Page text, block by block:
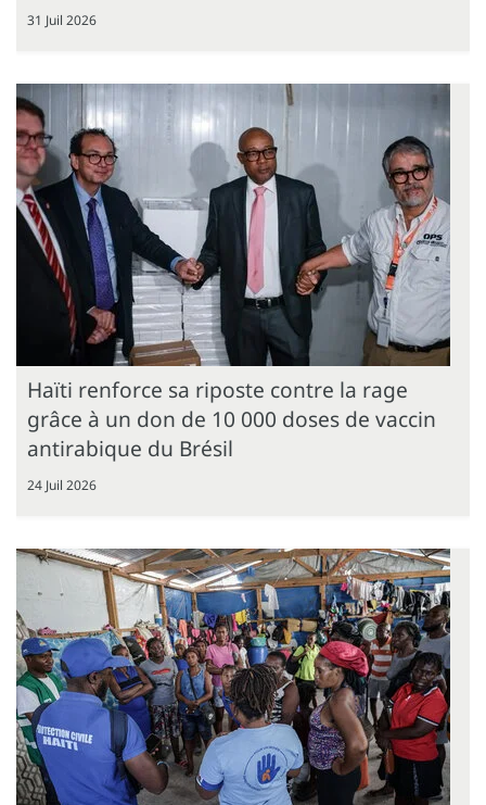
31 Juil 2026
Haïti renforce sa riposte contre la rage
grâce à un don de 10 000 doses de vaccin
antirabique du Brésil
24 Juil 2026